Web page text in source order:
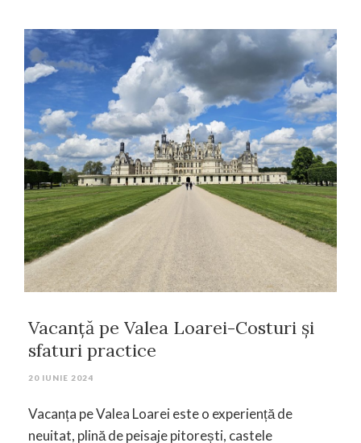
Vacanță pe Valea Loarei-Costuri și
sfaturi practice
20 IUNIE 2024
Vacanța pe Valea Loarei este o experiență de
neuitat, plină de peisaje pitorești, castele